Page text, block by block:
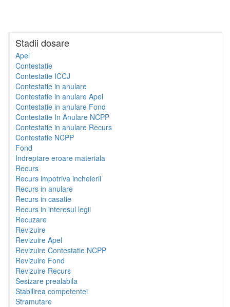
Stadii dosare
Apel
Contestatie
Contestatie ICCJ
Contestatie in anulare
Contestatie in anulare Apel
Contestatie in anulare Fond
Contestatie In Anulare NCPP
Contestatie in anulare Recurs
Contestatie NCPP
Fond
Indreptare eroare materiala
Recurs
Recurs impotriva incheierii
Recurs in anulare
Recurs in casatie
Recurs in interesul legii
Recuzare
Revizuire
Revizuire Apel
Revizuire Contestatie NCPP
Revizuire Fond
Revizuire Recurs
Sesizare prealabila
Stabilirea competentei
Stramutare